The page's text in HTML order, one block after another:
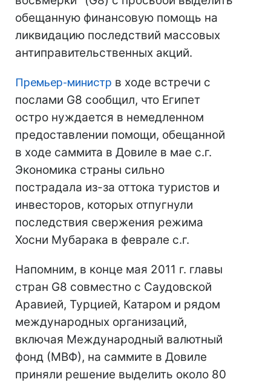
обещанную финансовую помощь на
ликвидацию последствий массовых
антиправительственных акций.
Премьер-министр в ходе встречи с
послами G8 сообщил, что Египет
остро нуждается в немедленном
предоставлении помощи, обещанной
в ходе саммита в Довиле в мае с.г.
Экономика страны сильно
пострадала из-за оттока туристов и
инвесторов, которых отпугнули
последствия свержения режима
Хосни Мубарака в феврале с.г.
Напомним, в конце мая 2011 г. главы
стран G8 совместно с Саудовской
Аравией, Турцией, Катаром и рядом
международных организаций,
включая Международный валютный
фонд (МВФ), на саммите в Довиле
приняли решение выделить около 80